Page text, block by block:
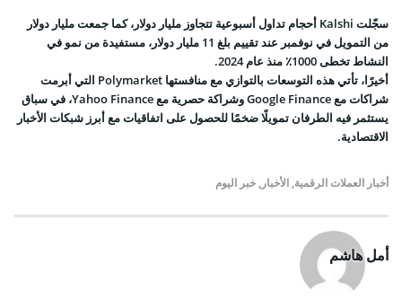
سجّلت Kalshi أحجام تداول أسبوعية تتجاوز مليار دولار، كما جمعت مليار دولار
من التمويل في نوفمبر عند تقييم بلغ 11 مليار دولار، مستفيدة من نمو في
النشاط تخطى 1000٪ منذ عام 2024.
أخيرًا، تأتي هذه التوسعات بالتوازي مع منافستها Polymarket التي أبرمت
شراكات مع Google Finance وشراكة حصرية مع Yahoo Finance، في سباق
يستثمر فيه الطرفان تمويلًا ضخمًا للحصول على اتفاقيات مع أبرز شبكات الأخبار
الاقتصادية.
أخبار العملات الرقمية, الأخبار, خبر اليوم
أمل هاشم